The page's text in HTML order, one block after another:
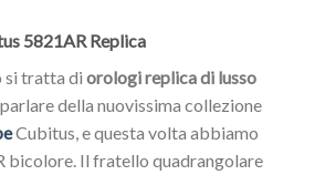
5821AR Replica
si tratta di orologi replica di lusso
della nuovissima collezione
Cubitus, e questa volta abbiamo
bicolore. Il fratello quadrangolare